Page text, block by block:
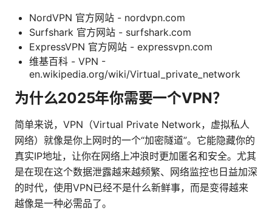
NordVPN 官方网站 - nordvpn.com
Surfshark 官方网站 - surfshark.com
ExpressVPN 官方网站 - expressvpn.com
维基百科 - VPN -
en.wikipedia.org/wiki/Virtual_private_network
为什么2025年你需要一个VPN？
简单来说，VPN（Virtual Private Network，虚拟私人
网络）就像是你上网时的一个“加密隧道”。它能隐藏你的
真实IP地址，让你在网络上冲浪时更加匿名和安全。尤其
是在现在这个数据泄露越来越频繁、网络监控也日益加深
的时代，使用VPN已经不是什么新鲜事，而是变得越来
越像是一种必需品了。